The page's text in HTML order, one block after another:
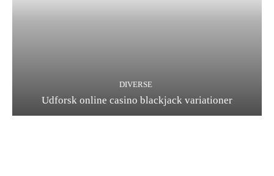
DIVERSE
Udforsk online casino blackjack variationer